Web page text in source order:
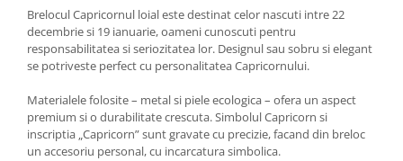
Brelocul Capricornul loial este destinat celor nascuti intre 22
decembrie si 19 ianuarie, oameni cunoscuti pentru
responsabilitatea si seriozitatea lor. Designul sau sobru si elegant
se potriveste perfect cu personalitatea Capricornului.
Materialele folosite – metal si piele ecologica – ofera un aspect
premium si o durabilitate crescuta. Simbolul Capricorn si
inscriptia „Capricorn” sunt gravate cu precizie, facand din breloc
un accesoriu personal, cu incarcatura simbolica.